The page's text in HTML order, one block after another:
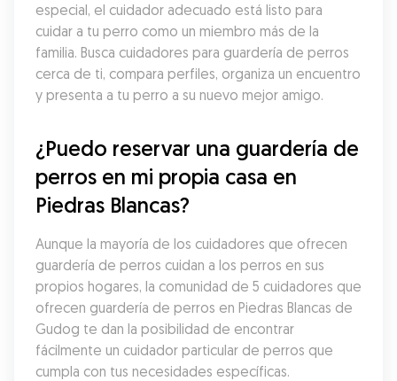
especial, el cuidador adecuado está listo para
cuidar a tu perro como un miembro más de la
familia. Busca cuidadores para guardería de perros
cerca de ti, compara perfiles, organiza un encuentro
y presenta a tu perro a su nuevo mejor amigo.
¿Puedo reservar una guardería de
perros en mi propia casa en
Piedras Blancas?
Aunque la mayoría de los cuidadores que ofrecen
guardería de perros cuidan a los perros en sus
propios hogares, la comunidad de 5 cuidadores que
ofrecen guardería de perros en Piedras Blancas de
Gudog te dan la posibilidad de encontrar
fácilmente un cuidador particular de perros que
cumpla con tus necesidades específicas.